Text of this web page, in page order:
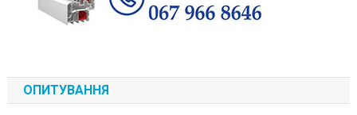
ОПИТУВАННЯ